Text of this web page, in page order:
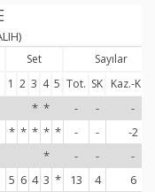
Set
Sayılar
1 2 3 4 5 Tot. SK Kaz.-Kay.
* * - - -
* * * * * - - -2
* - - -
5 6 4 3 * 13 4 6